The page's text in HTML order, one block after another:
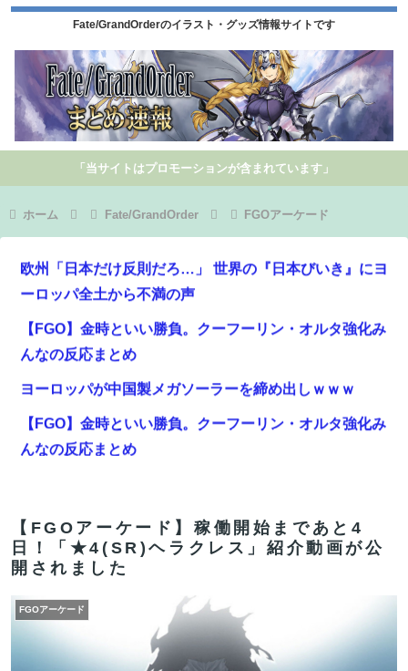
Fate/GrandOrderのイラスト・グッズ情報サイトです
「当サイトはプロモーションが含まれています」
ホーム Fate/GrandOrder FGOアーケード
欧州「日本だけ反則だろ…」 世界の『日本びいき』にヨ
ーロッパ全土から不満の声
【FGO】金時といい勝負。クーフーリン・オルタ強化み
んなの反応まとめ
ヨーロッパが中国製メガソーラーを締め出しｗｗｗ
【FGO】金時といい勝負。クーフーリン・オルタ強化み
んなの反応まとめ
ﾊﾞﾊﾞﾊﾞﾊﾞﾊﾞ
【FGO】金時といい勝負。クーフーリン・オルタ強化み
報ステの気象予報士さん、こういうのでいいんだよって
いう横乳の張り
【FGOアーケード】稼働開始まであと4
日！「★4(SR)ヘラクレス」紹介動画が公
開されました
FGOアーケード